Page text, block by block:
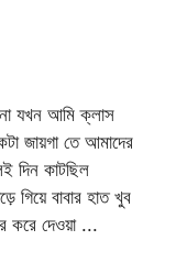
যখন আমি ক্লাস
জায়গা তে আমাদের
দিন কাটছিল
গিয়ে বাবার হাত খুব
করে দেওয়া ...